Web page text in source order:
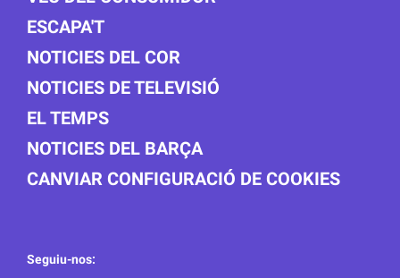
ESCAPA'T
NOTICIES DEL COR
NOTICIES DE TELEVISIÓ
EL TEMPS
NOTICIES DEL BARÇA
CANVIAR CONFIGURACIÓ DE COOKIES
Seguiu-nos: